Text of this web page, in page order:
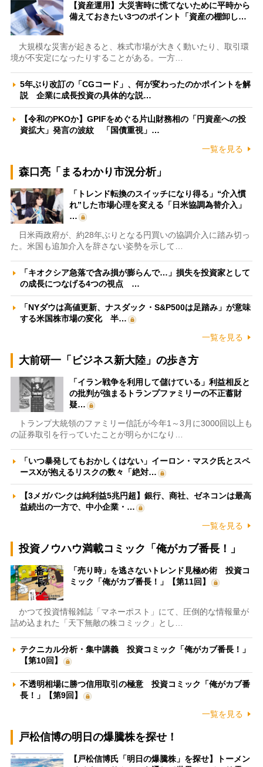
【資産運用】大災害時に慌てないために平時から
備えておきたい3つのポイント「資産の棚卸し…
大規模な災害が起きると、株式市場が大きく動いたり、取引環
境が不安定になったりすることがある。一方…
5年ぶり改訂の「CGコード」、何が変わったのかポイントを解
説 企業に成長投資の具体的な説…
【令和のPKOか】GPIFをめぐる片山財務相の「円資産への投
資拡大」発言の波紋 「国債重視」…
一覧を見る
森口亮「まるわかり市況分析」
「トレンド転換のスイッチになり得る」“介入慣
れ”した市場心理を変える「日米協調為替介入」
…
日米両政府が、約28年ぶりとなる円買いの協調介入に踏み切っ
た。米国も追加介入を辞さない姿勢を示して…
「キオクシア急落で含み損が膨らんで…」損失を投資家として
の成長につなげる4つの視点 …
「NYダウは高値更新、ナスダック・S&P500は足踏み」が意味
する米国株市場の変化 半…
一覧を見る
大前研一「ビジネス新大陸」の歩き方
「イラン戦争を利用して儲けている」利益相反と
の批判が強まるトランプファミリーの不正蓄財
疑…
トランプ大統領のファミリー信託が今年1～3月に3000回以上も
の証券取引を行っていたことが明らかになり…
「いつ暴発してもおかしくはない」イーロン・マスク氏とスペ
ースXが抱えるリスクの数々「絶対…
【3メガバンクは純利益5兆円超】銀行、商社、ゼネコンは最高
益続出の一方で、中小企業・…
一覧を見る
投資ノウハウ満載コミック「俺がカブ番長！」
「売り時」を逃さないトレンド見極め術 投資コ
ミック「俺がカブ番長！」【第11回】
かつて投資情報雑誌「マネーポスト」にて、圧倒的な情報量が
詰め込まれた「天下無敵の株コミック」とし…
テクニカル分析・集中講義 投資コミック「俺がカブ番長！」
【第10回】
不透明相場に勝つ信用取引の極意 投資コミック「俺がカブ番
長！」【第9回】
一覧を見る
戸松信博の明日の爆騰株を探せ！
【戸松信博氏「明日の爆騰株」を探せ】トーメン